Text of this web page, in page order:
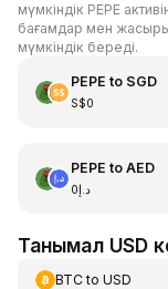
мүмкіндік PEPE
бағамдар мен
мүмкіндік береді.
PEPE to SGD
S$0
PEPE to AED
د.إ0
Танымал USD
BTCto USD